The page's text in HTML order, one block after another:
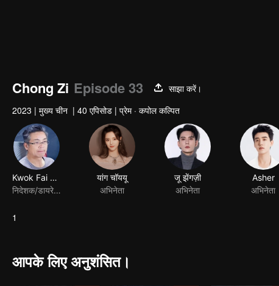
Chong Zi Episode 33
साझा करें।
2023 | मुख्य चीन | 40 एपिसोड | प्रेम · कपोल कल्पित
Kwok Fai Lau
निदेशक/डायरेक्टर
यांग चॉययू
अभिनेता
जू झेंगज़ी
अभिनेता
Asher
अभिनेता
1
आपके लिए अनुशंसित।